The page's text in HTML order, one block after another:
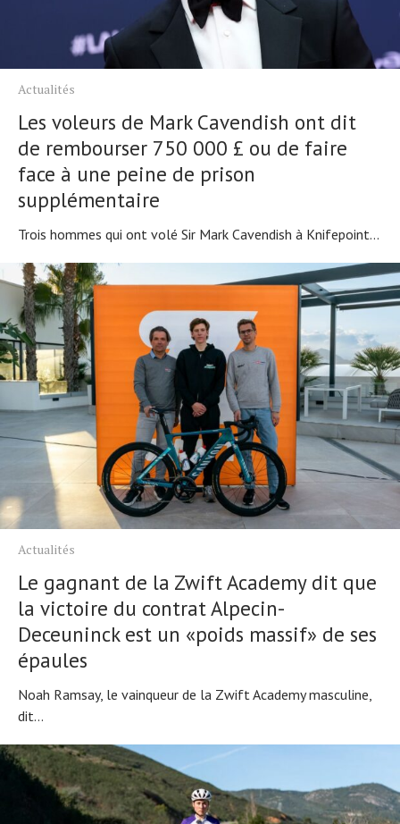
Actualités
Les voleurs de Mark Cavendish ont dit
de rembourser 750 000 £ ou de faire
face à une peine de prison
supplémentaire
Trois hommes qui ont volé Sir Mark Cavendish à Knifepoint...
Actualités
Le gagnant de la Zwift Academy dit que
la victoire du contrat Alpecin-
Deceuninck est un «poids massif» de ses
épaules
Noah Ramsay, le vainqueur de la Zwift Academy masculine,
dit...